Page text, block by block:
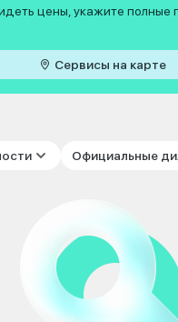
цены, укажите полные
Сервисы на карте
Официальные